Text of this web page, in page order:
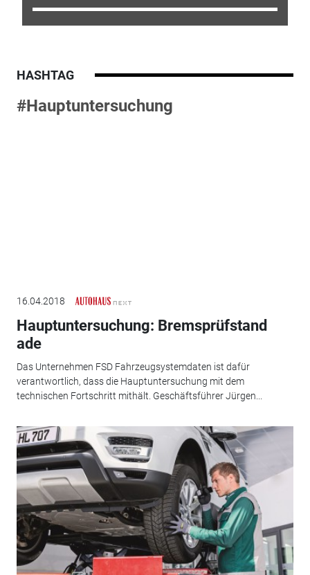
HASHTAG
#Hauptuntersuchung
16.04.2018
Hauptuntersuchung: Bremsprüfstand
ade
Das Unternehmen FSD Fahrzeugsystemdaten ist dafür
verantwortlich, dass die Hauptuntersuchung mit dem
technischen Fortschritt mithält. Geschäftsführer Jürgen...